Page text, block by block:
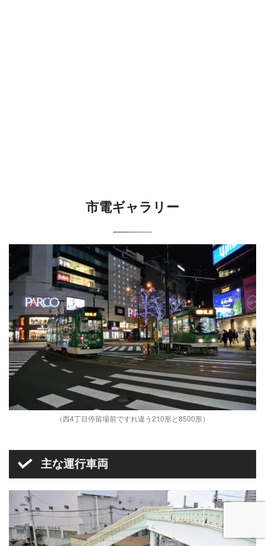
市電ギャラリー
（西4丁目停留場前ですれ違う210形と8500形）
主な運行車両